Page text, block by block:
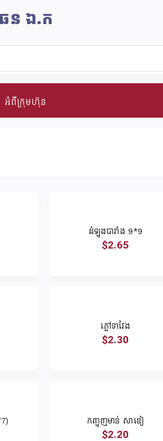
ន​ ឯ.ក
អំពីក្រុមហ៊ុន
ដំឡូងបារាំង 9*9
$2.65
ភ្លៅទាវែង
$2.30
កញ្ជូញមាន់ សាឌៀ
$2.20